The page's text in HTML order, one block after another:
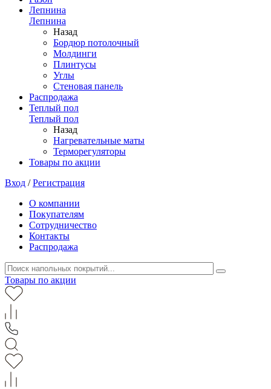
Лепнина
Лепнина
Назад
Бордюр потолочный
Молдинги
Плинтусы
Углы
Стеновая панель
Распродажа
Теплый пол
Теплый пол
Назад
Нагревательные маты
Терморегуляторы
Товары по акции
Вход /Регистрация
О компании
Покупателям
Сотрудничество
Контакты
Распродажа
Товары по акции